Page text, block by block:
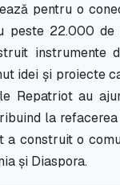
pentru o
22.000 de
idei și proiecte
Repatriot au
la
construit o
și Diaspora.